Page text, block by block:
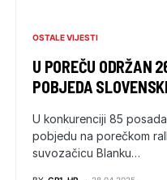
OSTALE VIJESTI
U POREČU ODRŽAN
POBJEDA
U konkurenciji 85
pobjedu na porečkom
suvozačicu Blanku…